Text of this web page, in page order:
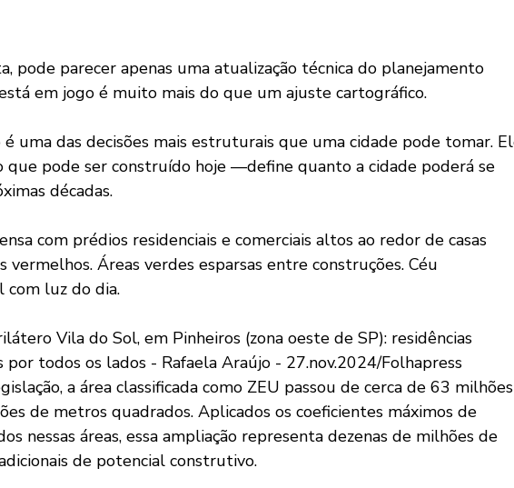
em jogo é muito mais do que um ajuste cartográfico.
que pode ser construído hoje —define quanto a cidade poderá se
décadas.
vermelhos. Áreas verdes esparsas entre construções. Céu
com luz do dia.
por todos os lados - Rafaela Araújo - 27.nov.2024/Folhapress
a área classificada como ZEU passou de cerca de 63 milhões
de metros quadrados. Aplicados os coeficientes máximos de
nessas áreas, essa ampliação representa dezenas de milhões de
de potencial construtivo.